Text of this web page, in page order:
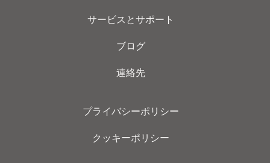
サービスとサポート
ブログ
連絡先
プライバシーポリシー
クッキーポリシー